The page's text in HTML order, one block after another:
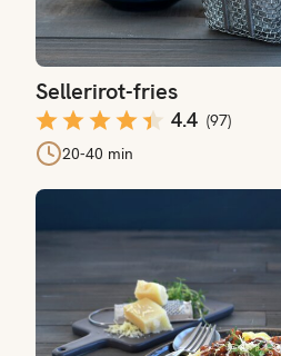
Sellerirot-fries
4.4 (97)
20-40 min
Spagettisaus med sellerirot